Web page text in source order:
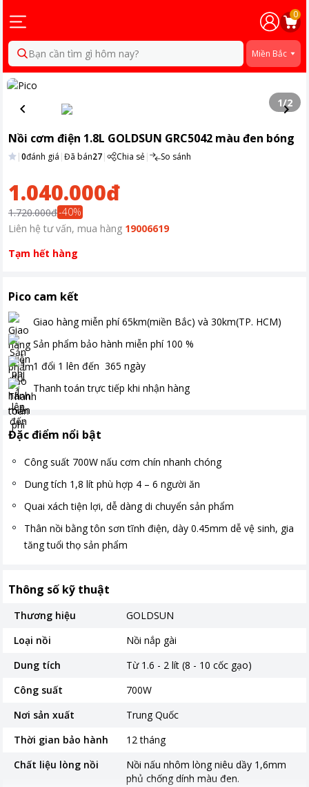
0
Bạn cần tìm gì hôm nay? Miền Bắc
1/2
Nồi cơm điện 1.8L GOLDSUN GRC5042 màu đen bóng
|0đánh giá |Đã bán27| Chia sẻ| So sánh
1.040.000đ
1.720.000đ-40%
Liên hệ tư vấn, mua hàng 19006619
Tạm hết hàng
Pico cam kết
Giao hàng miễn phí 65km(miền Bắc) và 30km(TP. HCM)
Sản phẩm bảo hành miễn phí 100 %
1 đổi 1 lên đến 365 ngày
Thanh toán trực tiếp khi nhận hàng
Đặc điểm nổi bật
Công suất 700W nấu cơm chín nhanh chóng
Dung tích 1,8 lít phù hợp 4 – 6 người ăn
Quai xách tiện lợi, dễ dàng di chuyển sản phẩm
Thân nồi bằng tôn sơn tĩnh điện, dày 0.45mm dễ vệ sinh, gia
tăng tuổi thọ sản phẩm
Thông số kỹ thuật
Thương hiệu
GOLDSUN
Loại nồi
Nồi nắp gài
Dung tích
Từ 1.6 - 2 lít (8 - 10 cốc gạo)
Công suất
700W
Nơi sản xuất
Trung Quốc
Thời gian bảo hành
12 tháng
Chất liệu lòng nồi
Nồi nấu nhôm lòng niêu dầy 1,6mm
phủ chống dính màu đen.